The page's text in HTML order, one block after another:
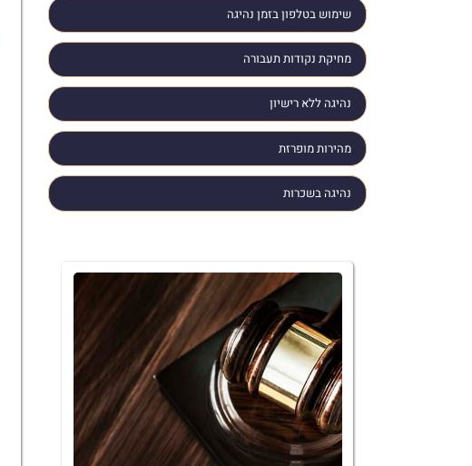
שימוש בטלפון בזמן נהיגה
מחיקת נקודות תעבורה
נהיגה ללא רישיון
מהירות מופרזת
נהיגה בשכרות